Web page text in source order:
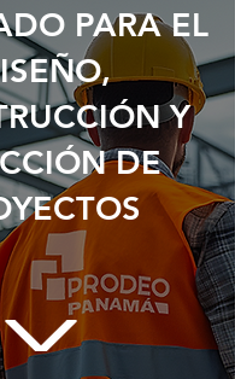
PARA EL
Y
DE